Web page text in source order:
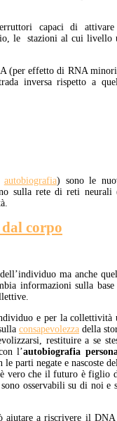
capaci di
le stazioni al cui livello
(per effetto di RNA
inversa rispetto a
autobiografia) sono le
sulla rete di reti
ma anche
informazioni sulla
e per la collettività
consapevolezza della
restituire a se
l’autobiografia
le parti negate e nascoste
vero che il futuro è figlio
osservabili su di noi e
aiutare a riscrivere il